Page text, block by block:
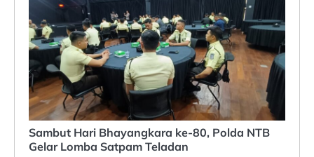
Sambut Hari Bhayangkara ke-80, Polda NTB
Gelar Lomba Satpam Teladan